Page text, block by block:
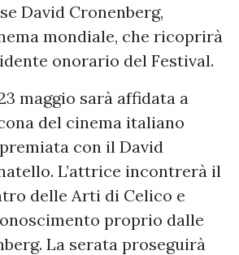
David Cronenberg,
mondiale, che ricoprirà
onorario del Festival.
maggio sarà affidata a
del cinema italiano
con il David
L’attrice incontrerà il
delle Arti di Celico e
proprio dalle
La serata proseguirà